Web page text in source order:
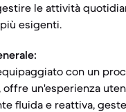
le attività
esigenti.
con un
offre un'esperienza
fluida e reattiva,